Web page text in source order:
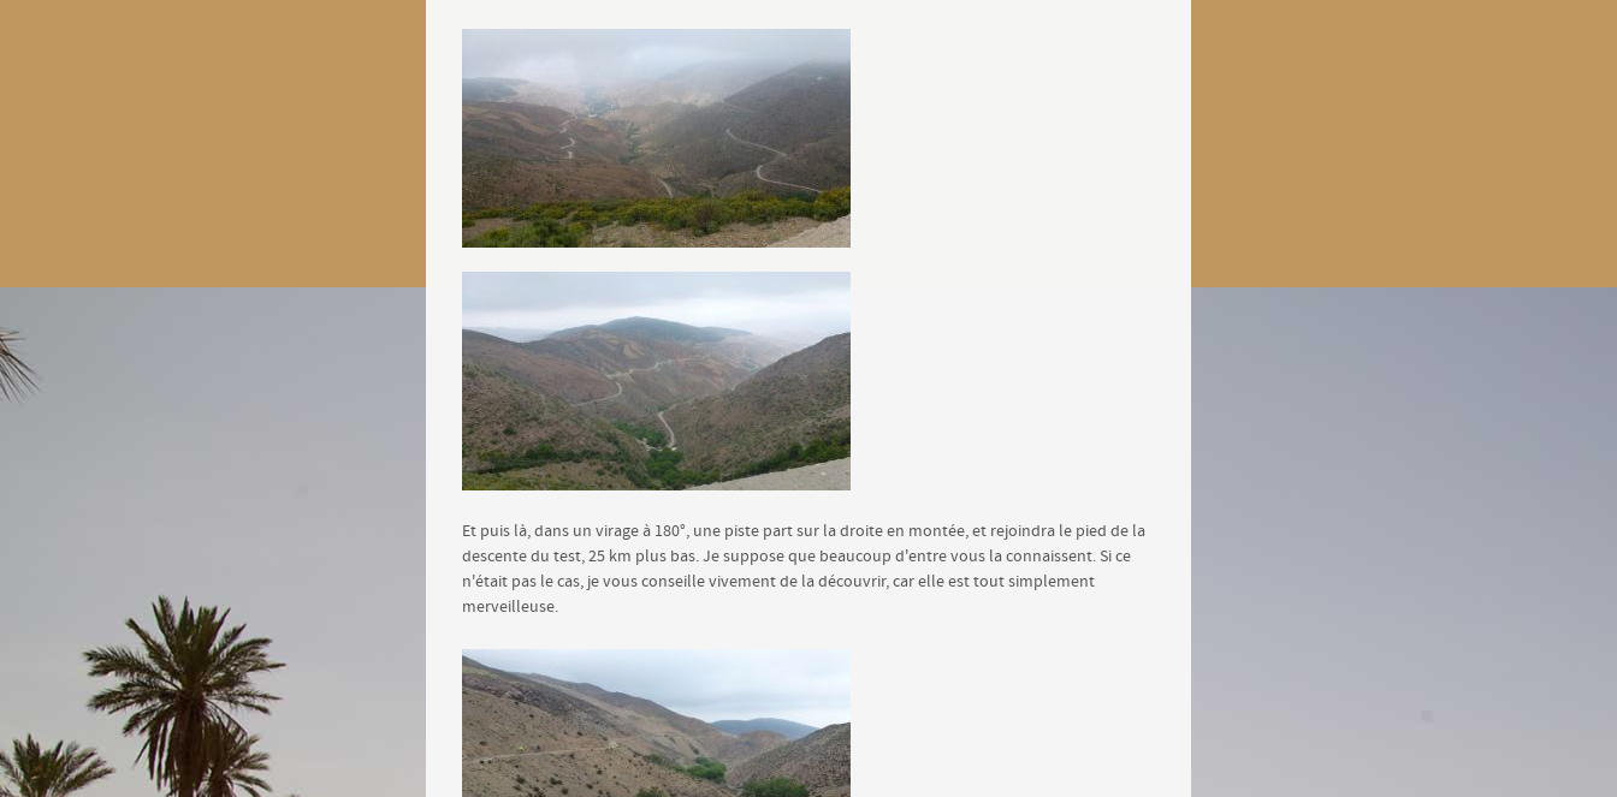
Et puis là, dans un virage à 180°, une piste part sur la droite en montée, et rejoindra le pied de la
descente du test, 25 km plus bas. Je suppose que beaucoup d'entre vous la connaissent. Si ce
n'était pas le cas, je vous conseille vivement de la découvrir, car elle est tout simplement
merveilleuse.